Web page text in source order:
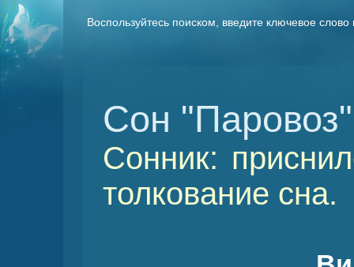
Воспользуйтесь поиском, введите ключевое
Сон "Паровоз"
Сонник:
толкование сна.